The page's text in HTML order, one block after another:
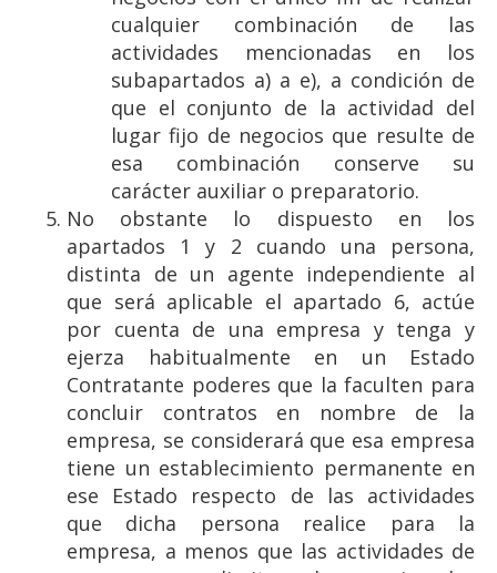
cualquier combinación de las
actividades mencionadas en los
subapartados a) a e), a condición de
que el conjunto de la actividad del
lugar fijo de negocios que resulte de
esa combinación conserve su
carácter auxiliar o preparatorio.
No obstante lo dispuesto en los
apartados 1 y 2 cuando una persona,
distinta de un agente independiente al
que será aplicable el apartado 6, actúe
por cuenta de una empresa y tenga y
ejerza habitualmente en un Estado
Contratante poderes que la faculten para
concluir contratos en nombre de la
empresa, se considerará que esa empresa
tiene un establecimiento permanente en
ese Estado respecto de las actividades
que dicha persona realice para la
empresa, a menos que las actividades de